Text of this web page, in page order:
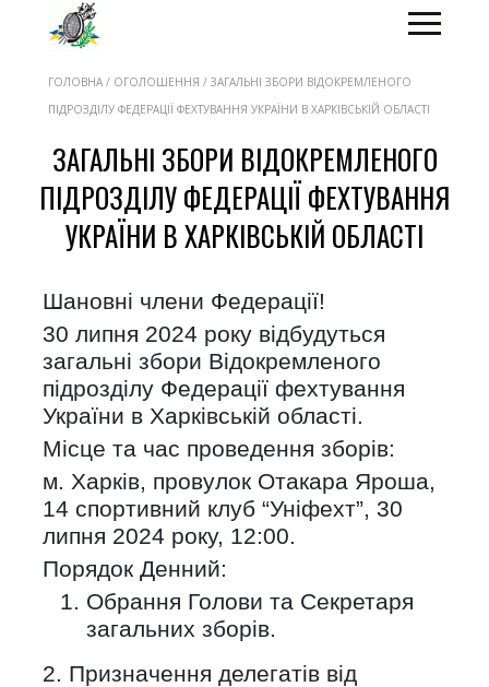
ГОЛОВНА / ОГОЛОШЕННЯ / ЗАГАЛЬНІ ЗБОРИ ВІДОКРЕМЛЕНОГО
ПІДРОЗДІЛУ ФЕДЕРАЦІЇ ФЕХТУВАННЯ УКРАЇНИ В ХАРКІВСЬКІЙ ОБЛАСТІ
ЗАГАЛЬНІ ЗБОРИ ВІДОКРЕМЛЕНОГО
ПІДРОЗДІЛУ ФЕДЕРАЦІЇ ФЕХТУВАННЯ
УКРАЇНИ В ХАРКІВСЬКІЙ ОБЛАСТІ
Шановні члени Федерації!
30 липня 2024 року відбудуться
загальні збори Відокремленого
підрозділу Федерації фехтування
України в Харківській області.
Місце та час проведення зборів:
м. Харків, провулок Отакара Яроша,
14 спортивний клуб “Уніфехт”, 30
липня 2024 року, 12:00.
Порядок Денний:
Обрання Голови та Секретаря
загальних зборів.
2. Призначення делегатів від